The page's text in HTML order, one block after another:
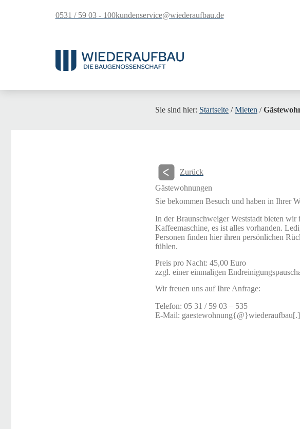
0531 / 59 03 - 100kundenservice@wiederaufbau.de
Sie sind hier: Startseite /Mieten /
Zurück
Gästewohnungen
Sie bekommen Besuch und haben in Ihrer
In der Braunschweiger Weststadt bieten
Kaffeemaschine, es ist alles vorhanden.
Personen finden hier ihren persönlichen
fühlen.
Preis pro Nacht: 45,00 Euro
zzgl. einer einmaligen
Wir freuen uns auf Ihre Anfrage:
Telefon: 05 31 / 59 03 – 535
E-Mail: